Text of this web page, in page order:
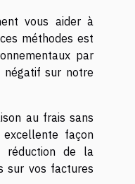
vous aider à
méthodes est
par
négatif sur notre
au frais sans
façon
réduction de la
sur vos factures